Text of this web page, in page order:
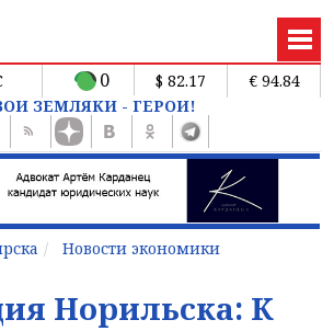
0 $ 82.17
€ 94.84
ЗЕМЛЯКИ - ГЕРОИ!
Новости экономики
Норильска: К